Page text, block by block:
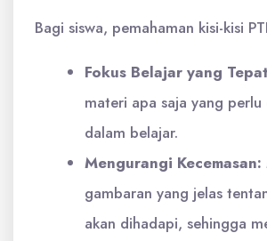
Bagi siswa, pemahaman kisi-kisi
Fokus Belajar yang
materi apa saja yang
dalam belajar.
Mengurangi Kecemasan:
gambaran yang jelas
akan dihadapi, sehingga